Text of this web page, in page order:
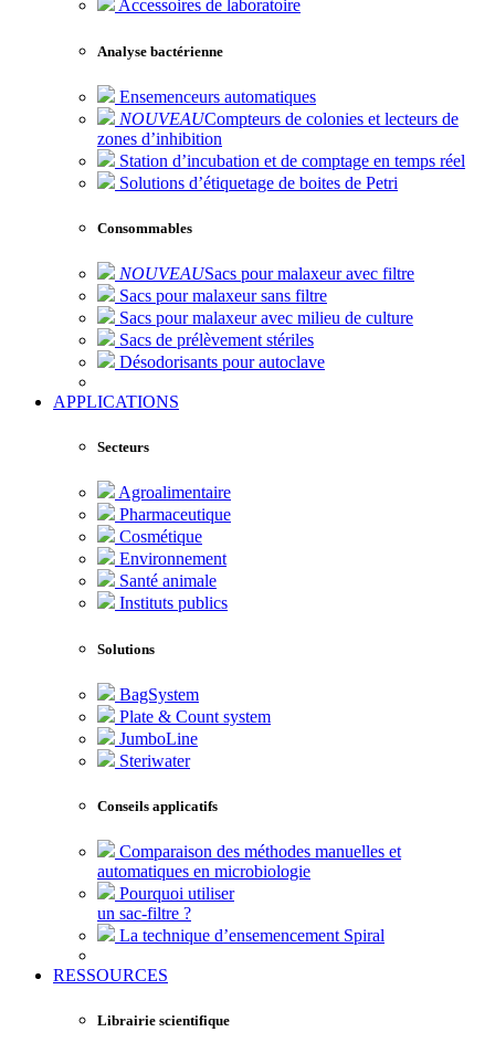
Accessoires de laboratoire
Analyse bactérienne
Ensemenceurs automatiques
NOUVEAUCompteurs de colonies et lecteurs de
zones d’inhibition
Station d’incubation et de comptage en temps réel
Solutions d’étiquetage de boites de Petri
Consommables
NOUVEAUSacs pour malaxeur avec filtre
Sacs pour malaxeur sans filtre
Sacs pour malaxeur avec milieu de culture
Sacs de prélèvement stériles
Désodorisants pour autoclave
APPLICATIONS
Secteurs
Agroalimentaire
Pharmaceutique
Cosmétique
Environnement
Santé animale
Instituts publics
Solutions
BagSystem
Plate & Count system
JumboLine
Steriwater
Conseils applicatifs
Comparaison des méthodes manuelles et
automatiques en microbiologie
Pourquoi utiliser
un sac-filtre ?
La technique d’ensemencement Spiral
RESSOURCES
Librairie scientifique